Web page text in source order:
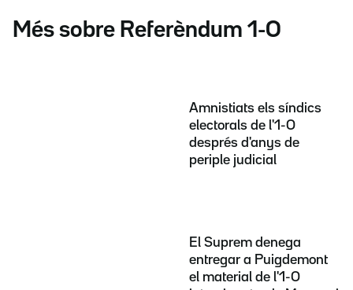
Més sobre Referèndum 1-O
Amnistiats els síndics
electorals de l'1-O
després d'anys de
periple judicial
El Suprem denega
entregar a Puigdemont
el material de l'1-O